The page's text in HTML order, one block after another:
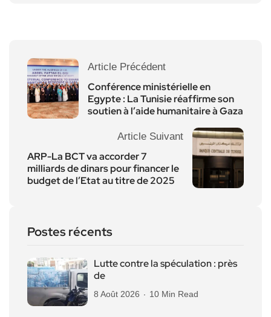
Article Précédent
Conférence ministérielle en
Egypte : La Tunisie réaffirme son
soutien à l’aide humanitaire à Gaza
Article Suivant
ARP-La BCT va accorder 7
milliards de dinars pour financer le
budget de l’Etat au titre de 2025
Postes récents
Lutte contre la spéculation : près
de
8 Août 2026 10 Min Read